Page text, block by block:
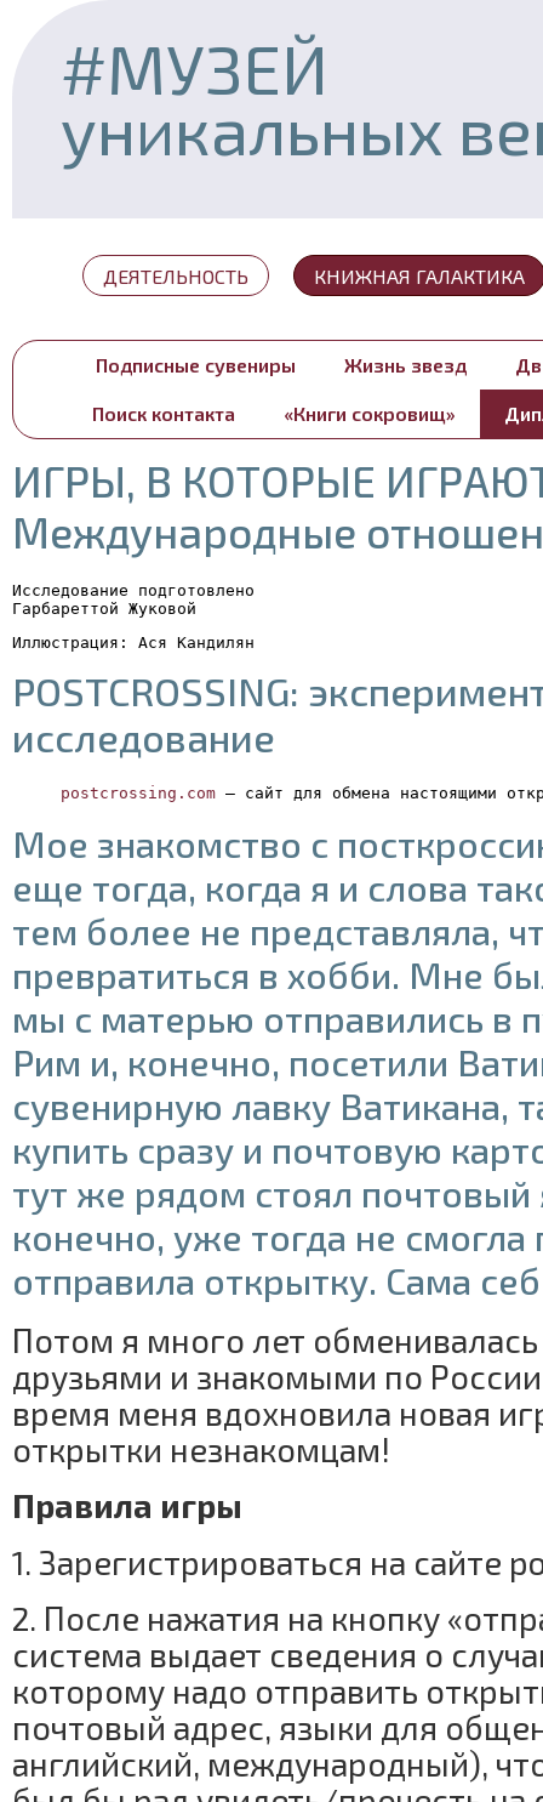
#МУЗЕЙ
уникальных
ДЕЯТЕЛЬНОСТЬ КНИЖНАЯ ГАЛАКТИКА
Подписные сувениры Жизнь звезд
Поиск контакта «Книги сокровищ»
ИГРЫ, В КОТОРЫЕ
Международные
Исследование подготовлено
Гарбареттой Жуковой
Иллюстрация: Ася Кандилян
POSTCROSSING:
исследование
postcrossing.com — сайт для обмена настоящими
Мое знакомство с
еще тогда, когда я и слова
тем более не представляла,
превратиться в хобби. Мне
мы с матерью отправились в
Рим и, конечно, посетили
сувенирную лавку Ватикана,
купить сразу и почтовую
тут же рядом стоял
конечно, уже тогда не
отправила открытку. Сама
Потом я много лет
друзьями и знакомыми по
время меня вдохновила новая
открытки незнакомцам!
Правила игры
1. Зарегистрироваться на сайте
2. После нажатия на кнопку
система выдает сведения о
которому надо отправить
почтовый адрес, языки для
английский, международный),